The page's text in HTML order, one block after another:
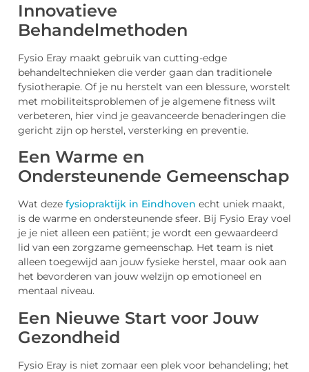
Innovatieve
Behandelmethoden
Fysio Eray maakt gebruik van cutting-edge
behandeltechnieken die verder gaan dan traditionele
fysiotherapie. Of je nu herstelt van een blessure, worstelt
met mobiliteitsproblemen of je algemene fitness wilt
verbeteren, hier vind je geavanceerde benaderingen die
gericht zijn op herstel, versterking en preventie.
Een Warme en
Ondersteunende Gemeenschap
Wat deze fysiopraktijk in Eindhoven echt uniek maakt,
is de warme en ondersteunende sfeer. Bij Fysio Eray voel
je je niet alleen een patiënt; je wordt een gewaardeerd
lid van een zorgzame gemeenschap. Het team is niet
alleen toegewijd aan jouw fysieke herstel, maar ook aan
het bevorderen van jouw welzijn op emotioneel en
mentaal niveau.
Een Nieuwe Start voor Jouw
Gezondheid
Fysio Eray is niet zomaar een plek voor behandeling; het